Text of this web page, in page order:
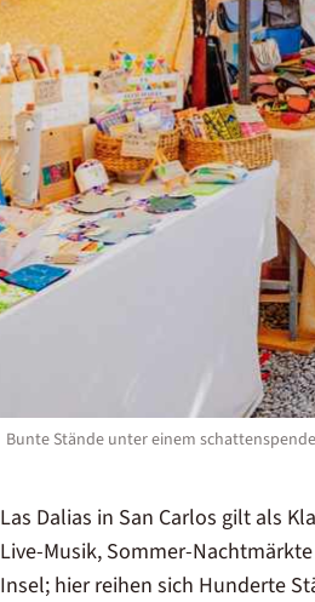
Bunte Stände unter einem
Las Dalias in San Carlos gilt als
Live-Musik, Sommer-
Insel; hier reihen sich Hunderte